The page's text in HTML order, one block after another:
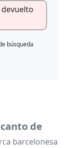
búsqueda
de
barcelonesa